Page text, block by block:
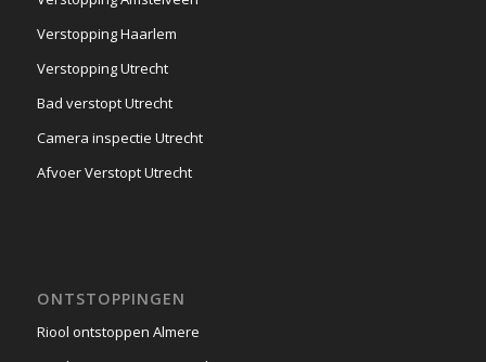
Verstopping Haarlem
Verstopping Utrecht
Bad verstopt Utrecht
Camera inspectie Utrecht
Afvoer Verstopt Utrecht
ONTSTOPPINGEN
Riool ontstoppen Almere